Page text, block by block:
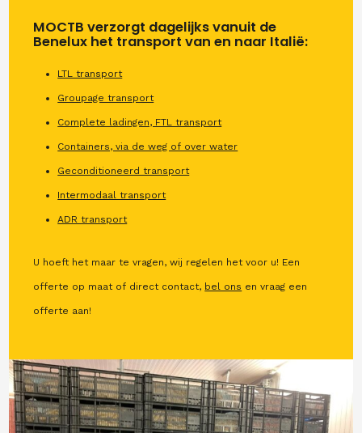
MOCTB verzorgt dagelijks vanuit de
Benelux het transport van en naar Italië:
LTL transport
Groupage transport
Complete ladingen, FTL transport
Containers, via de weg of over water
Geconditioneerd transport
Intermodaal transport
ADR transport
U hoeft het maar te vragen, wij regelen het voor u! Een
offerte op maat of direct contact, bel ons en vraag een
offerte aan!